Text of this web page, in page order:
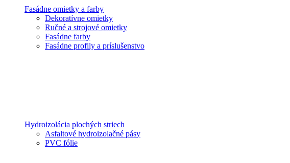
Fasádne omietky a farby
Dekoratívne omietky
Ručné a strojové omietky
Fasádne farby
Fasádne profily a príslušenstvo
Hydroizolácia plochých striech
Asfaltové hydroizolačné pásy
PVC fólie